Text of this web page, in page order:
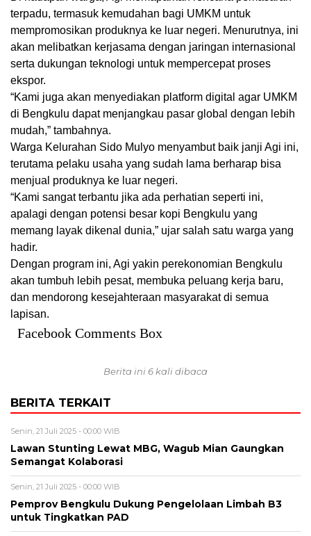
terpadu, termasuk kemudahan bagi UMKM untuk
mempromosikan produknya ke luar negeri. Menurutnya, ini
akan melibatkan kerjasama dengan jaringan internasional
serta dukungan teknologi untuk mempercepat proses
ekspor.
“Kami juga akan menyediakan platform digital agar UMKM
di Bengkulu dapat menjangkau pasar global dengan lebih
mudah,” tambahnya.
Warga Kelurahan Sido Mulyo menyambut baik janji Agi ini,
terutama pelaku usaha yang sudah lama berharap bisa
menjual produknya ke luar negeri.
“Kami sangat terbantu jika ada perhatian seperti ini,
apalagi dengan potensi besar kopi Bengkulu yang
memang layak dikenal dunia,” ujar salah satu warga yang
hadir.
Dengan program ini, Agi yakin perekonomian Bengkulu
akan tumbuh lebih pesat, membuka peluang kerja baru,
dan mendorong kesejahteraan masyarakat di semua
lapisan.
Facebook Comments Box
Berita ini 6 kali dibaca
BERITA TERKAIT
Senin, 21 Juli 2025 - 00:00 WIB
Lawan Stunting Lewat MBG, Wagub Mian Gaungkan
Semangat Kolaborasi
Senin, 21 Juli 2025 - 00:00 WIB
Pemprov Bengkulu Dukung Pengelolaan Limbah B3
untuk Tingkatkan PAD